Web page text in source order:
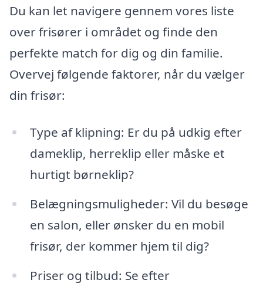
Du kan let navigere gennem vores liste
over frisører i området og finde den
perfekte match for dig og din familie.
Overvej følgende faktorer, når du vælger
din frisør:
Type af klipning: Er du på udkig efter
dameklip, herreklip eller måske et
hurtigt børneklip?
Belægningsmuligheder: Vil du besøge
en salon, eller ønsker du en mobil
frisør, der kommer hjem til dig?
Priser og tilbud: Se efter